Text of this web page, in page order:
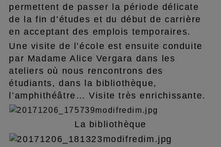
permettent de passer la période délicate
de la fin d’études et du début de carrière
en acceptant des emplois temporaires.
Une visite de l’école est ensuite conduite
par Madame Alice Vergara dans les
ateliers où nous rencontrons des
étudiants, dans la bibliothèque,
l’amphithéâtre… Visite très enrichissante.
La bibliothèque